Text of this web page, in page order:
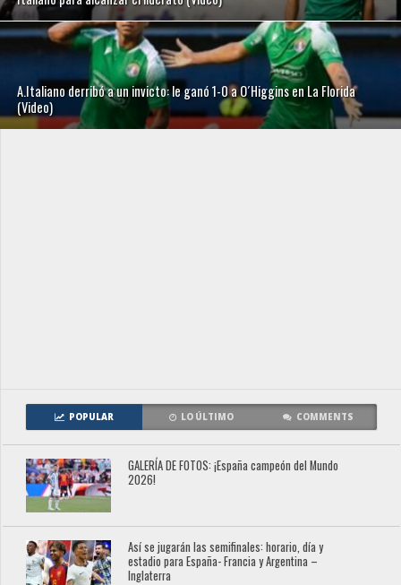
A.Italiano derribó a un invicto: le ganó 1-0 a O´Higgins en La Florida
(Video)
POPULAR LO ÚLTIMO COMMENTS
GALERÍA DE FOTOS: ¡España campeón del Mundo
2026!
Así se jugarán las semifinales: horario, día y
estadio para España- Francia y Argentina –
Inglaterra